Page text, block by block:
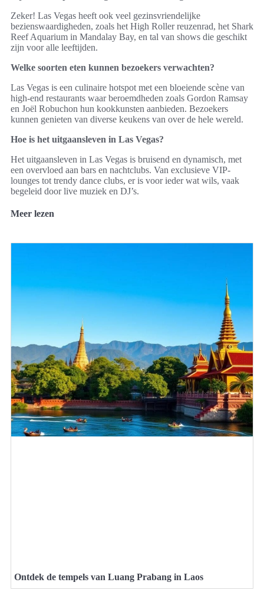
Zeker! Las Vegas heeft ook veel gezinsvriendelijke
bezienswaardigheden, zoals het High Roller reuzenrad, het Shark
Reef Aquarium in Mandalay Bay, en tal van shows die geschikt
zijn voor alle leeftijden.
Welke soorten eten kunnen bezoekers verwachten?
Las Vegas is een culinaire hotspot met een bloeiende scène van
high-end restaurants waar beroemdheden zoals Gordon Ramsay
en Joël Robuchon hun kookkunsten aanbieden. Bezoekers
kunnen genieten van diverse keukens van over de hele wereld.
Hoe is het uitgaansleven in Las Vegas?
Het uitgaansleven in Las Vegas is bruisend en dynamisch, met
een overvloed aan bars en nachtclubs. Van exclusieve VIP-
lounges tot trendy dance clubs, er is voor ieder wat wils, vaak
begeleid door live muziek en DJ’s.
Meer lezen
Ontdek de tempels van Luang Prabang in Laos